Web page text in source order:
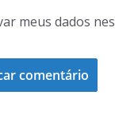
meus dados